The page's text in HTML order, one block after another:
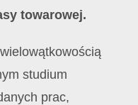
towarowej.
studium
prac,